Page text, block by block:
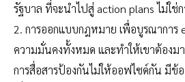
รัฐบาล ที่จะนำไปสู่ action plans ไม่ใช่
2. การออกแบบกฎหมาย เพื่อบูรณาการ
ความมั่นคงทั้งหมด และทำให้เขาต้องม
การสื่อสารป้องกันไม่ให้ออฟไซด์กัน มีข้